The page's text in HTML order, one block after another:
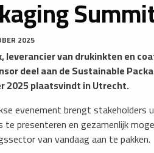
2025
leverancier van drukinkten en
deel aan de Sustainable
2025 plaatsvindt in Utrecht.
evenement brengt stakeholders
te presenteren en gezamenlijk
van vandaag aan te pakken.